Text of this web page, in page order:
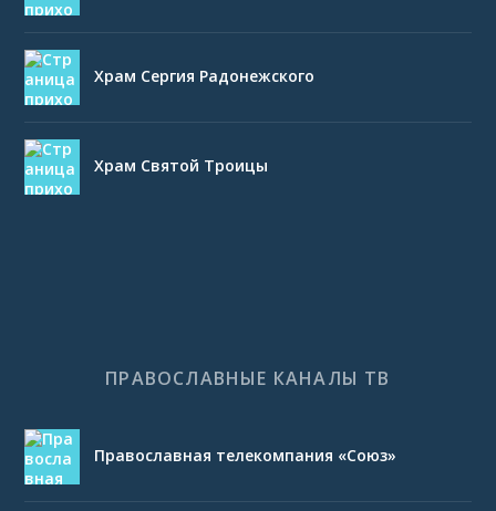
Храм Сергия Радонежского
Храм Святой Троицы
ПРАВОСЛАВНЫЕ КАНАЛЫ ТВ
Православная телекомпания «Союз»